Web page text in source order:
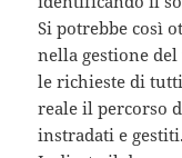
Si potrebbe così
nella gestione
le richieste di
reale il percorso
instradati e gestiti.